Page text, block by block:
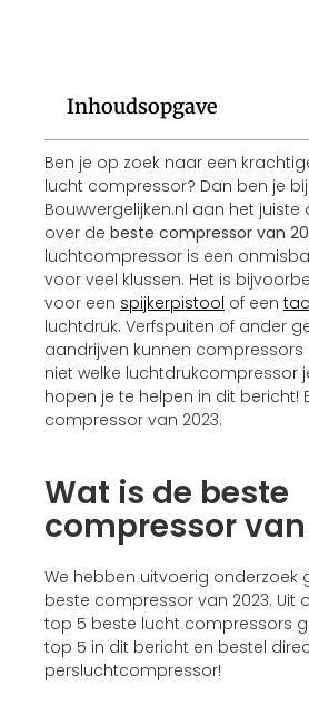
Inhoudsopgave
Ben je op zoek naar een
lucht compressor? Dan ben je bij
Bouwvergelijken.nl aan het juiste
over de beste compressor van
luchtcompressor is een
voor veel klussen. Het is
voor een spijkerpistool of een
luchtdruk. Verfspuiten of ander
aandrijven kunnen compressors
niet welke luchtdrukcompressor
hopen je te helpen in dit bericht!
compressor van 2023.
Wat is de beste
compressor van
We hebben uitvoerig onderzoek
beste compressor van 2023. Uit
top 5 beste lucht compressors
top 5 in dit bericht en bestel
persluchtcompressor!